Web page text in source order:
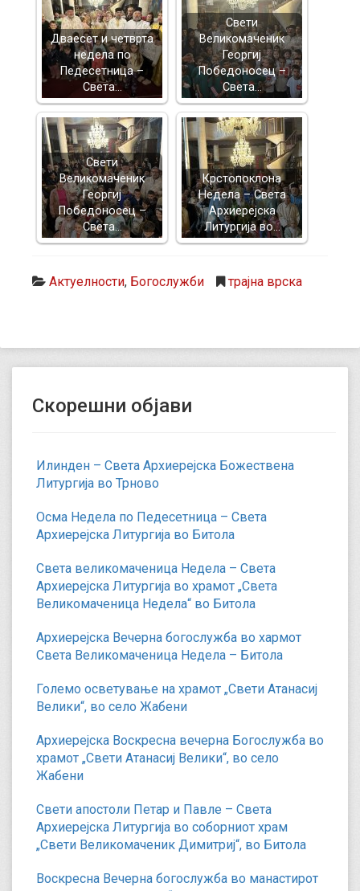
Дваесет и четврта
недела по
Педесетница –
Света…
Свети
Великомаченик
Георгиј
Победоносец –
Света…
Свети
Великомаченик
Георгиј
Победоносец –
Света…
Крстопоклона
Недела – Света
Архиерејска
Литургија во…
Актуелности, Богослужби трајна врска
Скорешни објави
Илинден – Света Архиерејска Божествена
Литургија во Трново
Осма Недела по Педесетница – Света
Архиерејска Литургија во Битола
Света великомаченица Недела – Света
Архиерејска Литургија во храмот „Света
Великомаченица Недела“ во Битола
Архиерејска Вечерна богослужба во хармот
Света Великомаченица Недела – Битола
Големо осветување на храмот „Свети Атанасиј
Велики“, во село Жабени
Архиерејска Воскресна вечерна Богослужба во
храмот „Свети Атанасиј Велики“, во село
Жабени
Свети апостоли Петар и Павле – Света
Архиерејска Литургија во соборниот храм
„Свети Великомаченик Димитриј“, во Битола
Воскресна Вечерна богослужба во манастирот